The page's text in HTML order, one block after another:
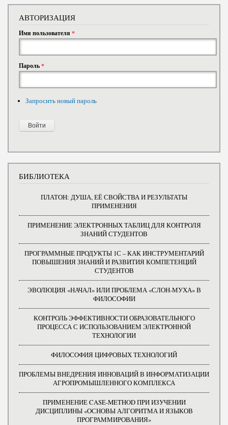
АВТОРИЗАЦИЯ
Имя пользователя *
Пароль*
Запросить новый пароль
БИБЛИОТЕКА
ПЛАТОН: ДУША, ЕЁ СВОЙСТВА И РЕЗУЛЬТАТЫ
ПРИМЕНЕНИЯ
ПРИМЕНЕНИЕ ЭЛЕКТРОННЫХ ТАБЛИЦ ДЛЯ КОНТРОЛЯ
ЗНАНИЙ СТУДЕНТОВ
ПРОГРАММНЫЕ ПРОДУКТЫ 1С – КАК ИНСТРУМЕНТАРИЙ
ПОВЫШЕНИЯ ЗНАНИЙ И РАЗВИТИЯ КОМПЕТЕНЦИЙ
СТУДЕНТОВ
ЭВОЛЮЦИЯ «НАЧАЛ» ИЛИ ПРОБЛЕМА «СЛОН-МУХА» В
ФИЛОСОФИИ
КОНТРОЛЬ ЭФФЕКТИВНОСТИ ОБРАЗОВАТЕЛЬНОГО
ПРОЦЕССА С ИСПОЛЬЗОВАНИЕМ ЭЛЕКТРОННОЙ
ТЕХНОЛОГИИ
ФИЛОСОФИЯ ЦИФРОВЫХ ТЕХНОЛОГИЙ
ПРОБЛЕМЫ ВНЕДРЕНИЯ ИННОВАЦИЙ В ИНФОРМАТИЗАЦИИ
АГРОПРОМЫШЛЕННОГО КОМПЛЕКСА
ПРИМЕНЕНИЕ CASE-METHOD ПРИ ИЗУЧЕНИИ
ДИСЦИПЛИНЫ «ОСНОВЫ АЛГОРИТМА И ЯЗЫКОВ
ПРОГРАММИРОВАНИЯ»